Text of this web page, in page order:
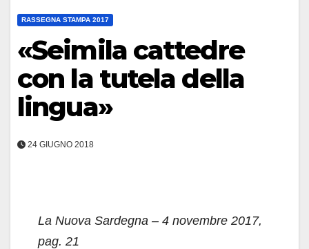
RASSEGNA STAMPA 2017
«Seimila cattedre
con la tutela della
lingua»
24 GIUGNO 2018
La Nuova Sardegna – 4 novembre 2017,
pag. 21